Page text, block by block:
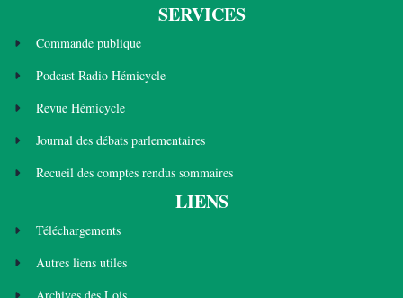
SERVICES
Commande publique
Podcast Radio Hémicycle
Revue Hémicycle
Journal des débats parlementaires
Recueil des comptes rendus sommaires
LIENS
Téléchargements
Autres liens utiles